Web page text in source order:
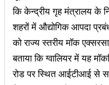
कि केन्द्रीय गृह मंत्रालय के
शहरों में औद्योगिक आपदा
को राज्य स्तरीय मॉक
बताया कि ग्वालियर में यह
रोड पर स्थित आईटीआई से